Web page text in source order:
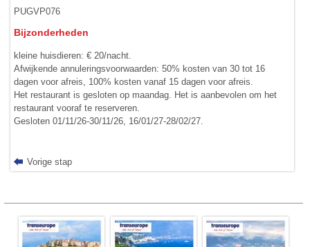
PUGVP076
Bijzonderheden
kleine huisdieren: € 20/nacht.
Afwijkende annuleringsvoorwaarden: 50% kosten van 30 tot 16
dagen voor afreis, 100% kosten vanaf 15 dagen voor afreis.
Het restaurant is gesloten op maandag. Het is aanbevolen om het
restaurant vooraf te reserveren.
Gesloten 01/11/26-30/11/26, 16/01/27-28/02/27.
Vorige stap